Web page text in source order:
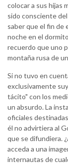
colocar a sus hijas
sido consciente
saber que el fin de
noche en el
recuerdo que uno
montaña rusa de
Si no tuvo en
exclusivamente
tácito" con los
un absurdo. La
oficiales
él no advirtiera al
que se difundiera.
acceda a una
internautas de